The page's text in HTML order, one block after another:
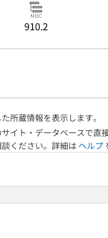
910.2
所蔵情報を表示します。
イト・データベースで
ください。詳細は ヘルプ